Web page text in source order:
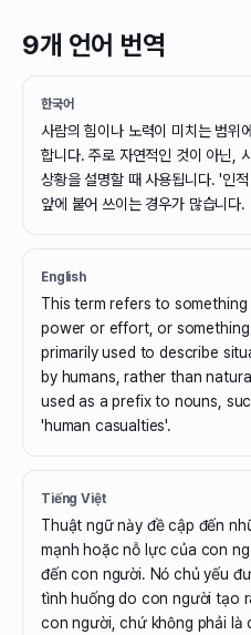
9개 언어 번역
한국어
사람의 힘이나 노력이 미치는 범위
합니다. 주로 자연적인 것이 아닌,
상황을 설명할 때 사용됩니다. '인
앞에 붙어 쓰이는 경우가 많습니다.
English
This term refers to
power or effort, or
primarily used to describe
by humans, rather than
used as a prefix to nouns,
'human casualties'.
Tiếng Việt
Thuật ngữ này đề cập đến
mạnh hoặc nỗ lực của con
đến con người. Nó chủ yếu
tình huống do con người tạo
con người, chứ không phải là